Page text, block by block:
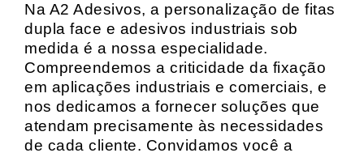
Na A2 Adesivos, a personalização de fitas
dupla face e adesivos industriais sob
medida é a nossa especialidade.
Compreendemos a criticidade da fixação
em aplicações industriais e comerciais, e
nos dedicamos a fornecer soluções que
atendam precisamente às necessidades
de cada cliente. Convidamos você a